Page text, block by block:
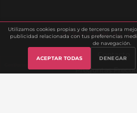
Utilizamos cookies propias y de terceros para
publicidad relacionada con tus preferencias
de navegación.
ACEPTAR TODAS DENEGAR
ATENCIÓN AL
Contacto
Preguntas